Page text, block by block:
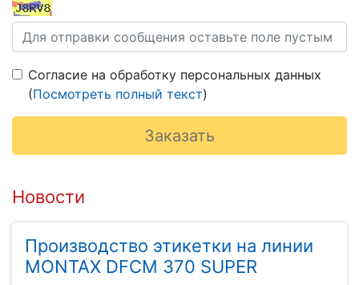
Согласие на обработку персональных данных
(Посмотреть полный текст)
Новости
Производство этикетки на линии
MONTAX DFCM 370 SUPER